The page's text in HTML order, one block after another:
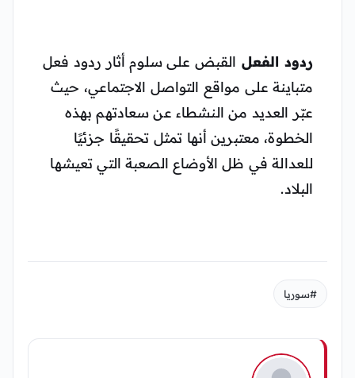
ردود الفعل القبض على سلوم أثار ردود فعل
متباينة على مواقع التواصل الاجتماعي، حيث
عبّر العديد من النشطاء عن سعادتهم بهذه
الخطوة، معتبرين أنها تمثل تحقيقًا جزئيًا
للعدالة في ظل الأوضاع الصعبة التي تعيشها
البلاد.
#سوريا